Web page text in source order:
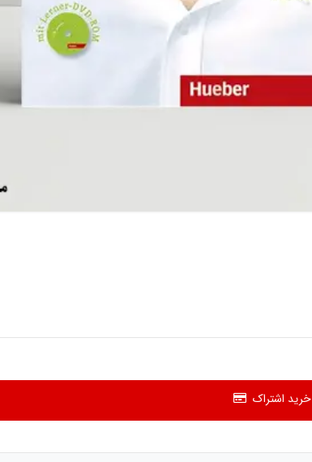
خرید اشتراک